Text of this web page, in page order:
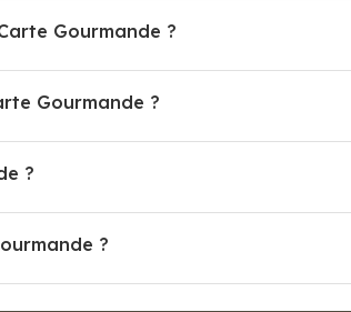
Gourmande ?
Gourmande ?
?
?